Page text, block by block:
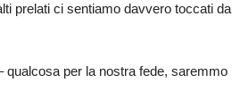
prelati ci sentiamo davvero toccati da
per la nostra fede, saremmo